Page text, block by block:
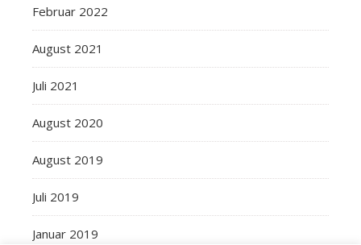
Februar 2022
August 2021
Juli 2021
August 2020
August 2019
Juli 2019
Januar 2019